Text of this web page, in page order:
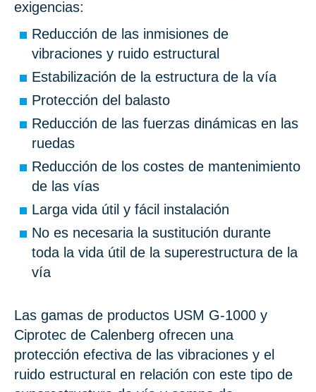
exigencias:
Reducción de las inmisiones de
vibraciones y ruido estructural
Estabilización de la estructura de la vía
Protección del balasto
Reducción de las fuerzas dinámicas en las
ruedas
Reducción de los costes de mantenimiento
de las vías
Larga vida útil y fácil instalación
No es necesaria la sustitución durante
toda la vida útil de la superestructura de la
vía
Las gamas de productos USM G-1000 y
Ciprotec de Calenberg ofrecen una
protección efectiva de las vibraciones y el
ruido estructural en relación con este tipo de